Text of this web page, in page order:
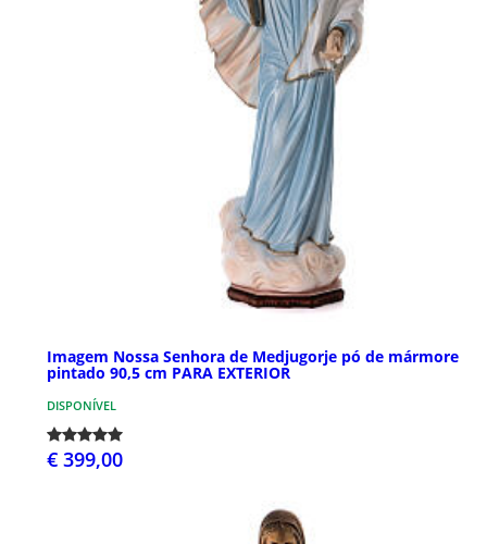
Imagem Nossa Senhora de Medjugorje pó de mármore
pintado 90,5 cm PARA EXTERIOR
DISPONÍVEL
€ 399,00